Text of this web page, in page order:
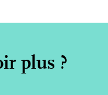
plus ?